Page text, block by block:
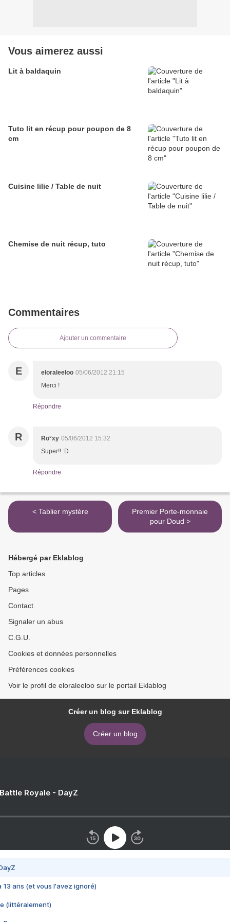
Vous aimerez aussi
Lit à baldaquin
Tuto lit en récup pour poupon de 8
cm
Cuisine lilie / Table de nuit
Chemise de nuit récup, tuto
Commentaires
Ajouter un commentaire
E eloraleeloo 05/06/2012 21:15
Merci !
Répondre
R Ro°xy 05/06/2012 15:32
Super!! :D
Répondre
< Tablier mystère
Premier Porte-monnaie
pour Doud >
Hébergé par Eklablog
Top articles
Pages
Contact
Signaler un abus
C.G.U.
Cookies et données personnelles
Préférences cookies
Voir le profil de eloraleeloo sur le portail Eklablog
Créer un blog sur Eklablog
Créer un blog
Royale - DayZ
13 ans (et vous l'avez ignoré)
(littéralement)